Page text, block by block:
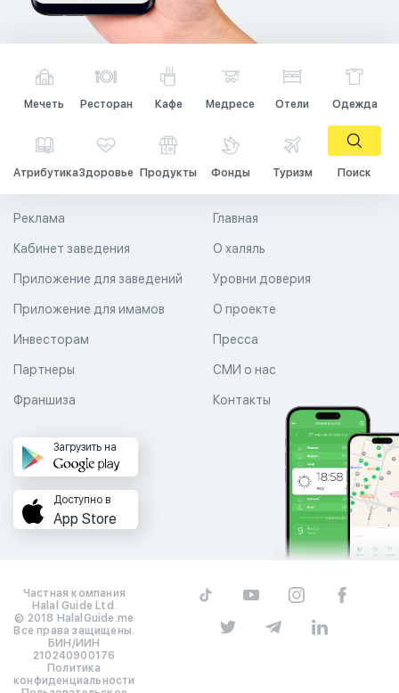
Мечеть Ресторан Кафе Медресе Отели Одежда
АтрибутикаЗдоровье Продукты Фонды Туризм Поиск
Главная
О халяль
Уровни доверия
Реклама
Кабинет заведения
Приложение для заведений
Приложение для имамов О проекте
Пресса
СМИ о нас
Контакты
Инвесторам
Партнеры
Франшиза
Загрузить на
Доступно в
App Store
Частная компания
Halal Guide Ltd.
© 2018 HalalGuide.me
Все права защищены.
БИН/ИИН
210240900176
Политика
конфиденциальности